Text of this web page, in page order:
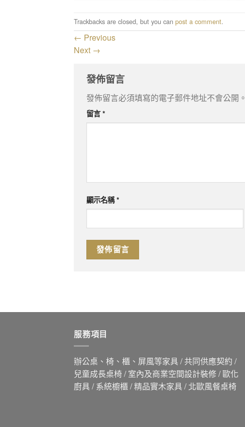
Trackbacks are closed, but you can post a comment.
← Previous
Next →
發佈留言
發佈留言必須填寫的電子郵件地址不會公開。
留言*
顯示名稱*
服務項目
辦公桌、椅、櫃、屏風等家具 / 共同供應契約 /
兒童成長桌椅 / 室內及商業空間設計裝修 / 歐化
廚具 / 系統櫥櫃 / 精品實木家具 / 北歐風餐桌椅